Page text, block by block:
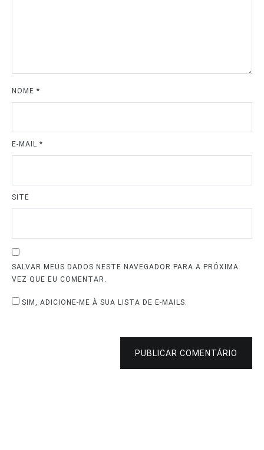
NOME *
E-MAIL *
SITE
SALVAR MEUS DADOS NESTE NAVEGADOR PARA A PRÓXIMA
VEZ QUE EU COMENTAR.
SIM, ADICIONE-ME À SUA LISTA DE E-MAILS.
PUBLICAR COMENTÁRIO